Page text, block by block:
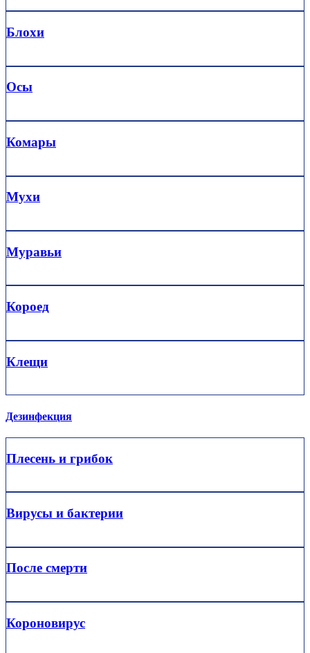
Блохи
Осы
Комары
Мухи
Муравьи
Короед
Клещи
Дезинфекция
Плесень и грибок
Вирусы и бактерии
После смерти
Короновирус